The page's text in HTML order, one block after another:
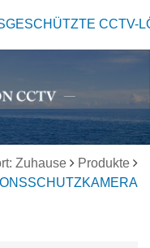
CCTV-
Zuhause
Produkte